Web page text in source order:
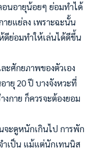
อนอายุน้อยๆ ย่อมทำได้
ยแย่ลง เพราะฉะนั้น
ดีย่อมทำให้เล่นได้ดีขึ้น
ะศักยภาพของตัวเอง
ายุ 20 ปี บางจังหวะที่
กาย ก็ควรจะต้องยอม
จะดูหนักเกินไป การพัก
ำเป็น แม้แต่นักเทนนิส